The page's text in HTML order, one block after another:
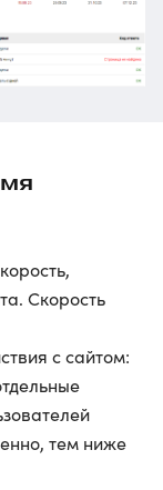
Скорость
с сайтом:
тем ниже